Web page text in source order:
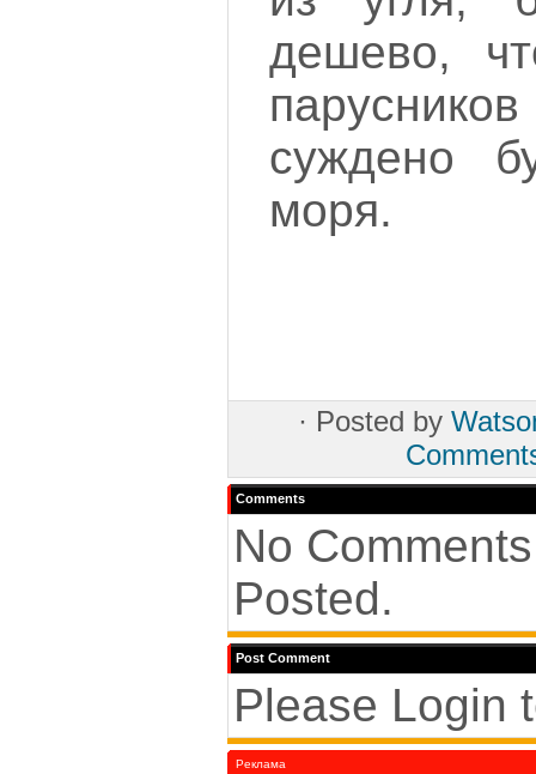
дешево,
суждено
моря.
· Posted by
Comments
No
Posted.
Post Comment
Please Login
Реклама